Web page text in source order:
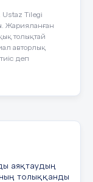
Ustaz Tilegi
Жарияланған
толықтай
авторлық
деп
аяқтаудың
толыққанды